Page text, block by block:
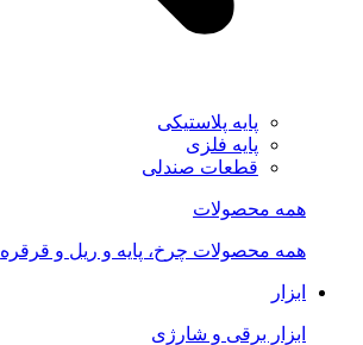
پایه پلاستیکی
پایه فلزی
قطعات صندلی
همه محصولات
همه محصولات چرخ، پایه و ریل و قرقره
ابزار
ابزار برقی و شارژی